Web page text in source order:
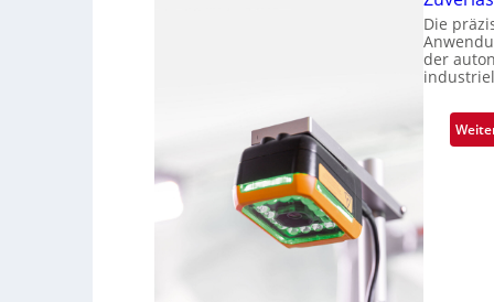
Die
der